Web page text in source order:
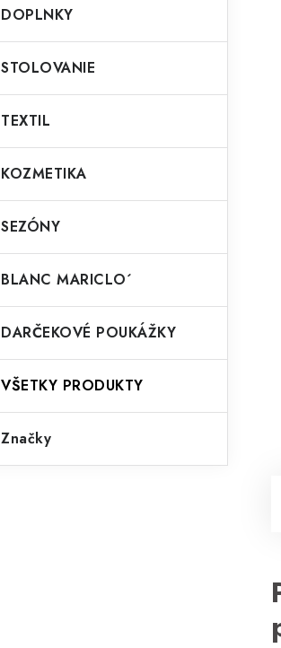
DOPLNKY
STOLOVANIE
TEXTIL
KOZMETIKA
SEZÓNY
BLANC MARICLO´
DARČEKOVÉ POUKÁŽKY
VŠETKY PRODUKTY
Značky